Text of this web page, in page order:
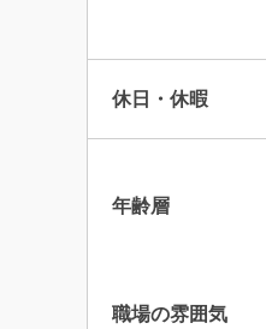
休日・休暇
年齢層
職場の雰囲気